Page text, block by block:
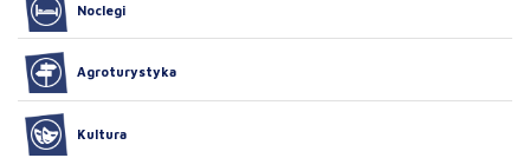
Noclegi
Agroturystyka
Kultura